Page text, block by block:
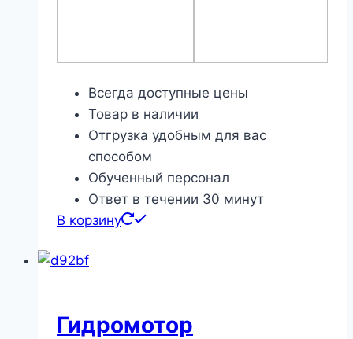
Всегда доступные цены
Товар в наличии
Отгрузка удобным для вас
способом
Обученный персонал
Ответ в течении 30 минут
В корзину
Гидромотор